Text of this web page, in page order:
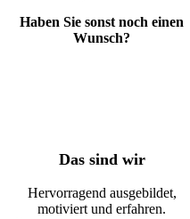
Haben Sie sonst noch einen
Wunsch?
Das sind wir
Hervorragend ausgebildet,
motiviert und erfahren.